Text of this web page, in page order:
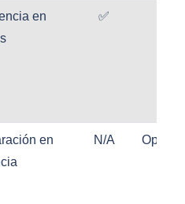
en
✅
en
N/A